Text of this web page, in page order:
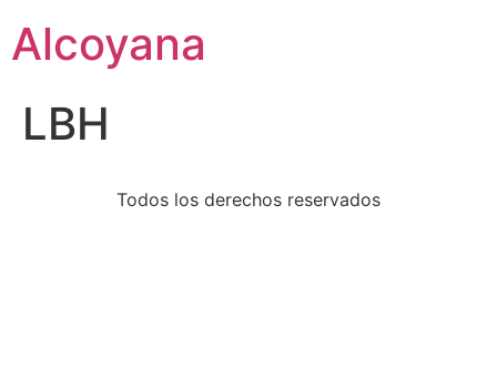
Alcoyana
LBH
Todos los derechos reservados